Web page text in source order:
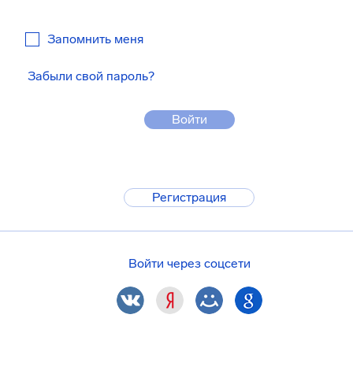
Запомнить меня
Забыли свой пароль?
Войти
Регистрация
Войти через соцсети